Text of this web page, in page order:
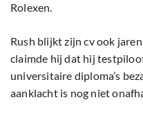
Rolexen.
Rush blijkt zijn cv ook
claimde hij dat hij
universitaire diploma’s
aanklacht is nog niet